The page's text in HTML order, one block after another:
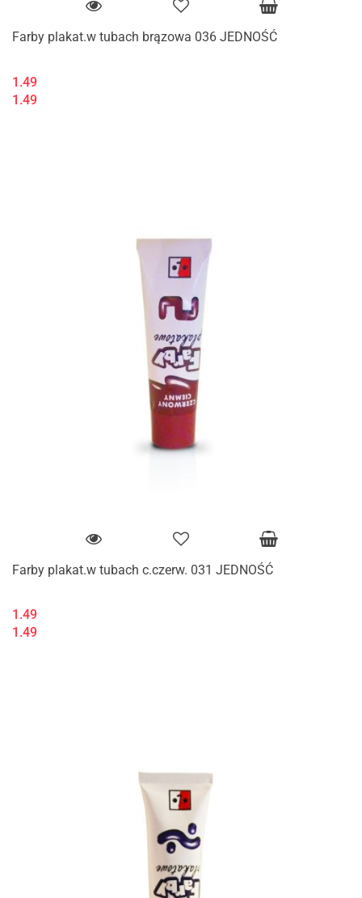
Farby plakat.w tubach brązowa 036 JEDNOŚĆ
1.49
1.49
Farby plakat.w tubach c.czerw. 031 JEDNOŚĆ
1.49
1.49